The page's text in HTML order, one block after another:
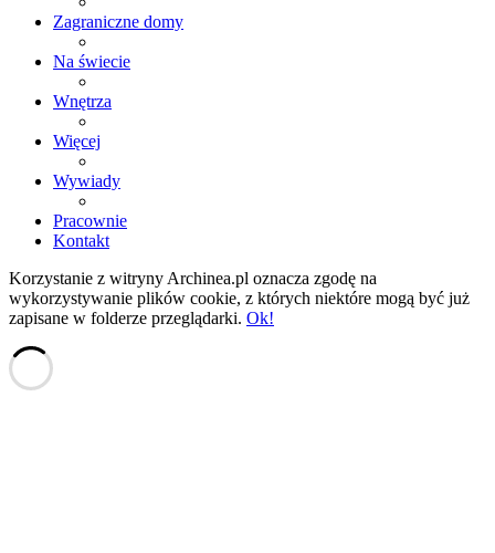
Zagraniczne domy
Na świecie
Wnętrza
Więcej
Wywiady
Pracownie
Kontakt
Korzystanie z witryny Archinea.pl oznacza zgodę na
wykorzystywanie plików cookie, z których niektóre mogą być już
zapisane w folderze przeglądarki. Ok!